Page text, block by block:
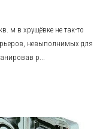
м в хрущёвке не так-то
невыполнимых для
р...